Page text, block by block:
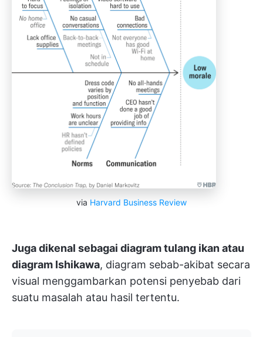
via Harvard Business Review
Juga dikenal sebagai diagram tulang ikan atau
diagram Ishikawa, diagram sebab-akibat secara
visual menggambarkan potensi penyebab dari
suatu masalah atau hasil tertentu.